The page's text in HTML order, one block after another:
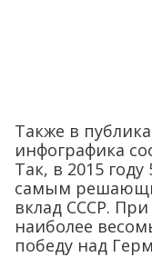
Также в
инфографика
Так, в 2015
самым
вклад СССР.
наиболее
победу над